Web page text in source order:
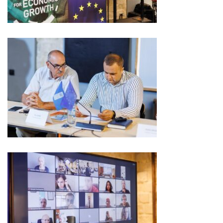
Serviciul
Juridic
Serviciul
în
Reglementarea
Regimului
Funciar
Serviciul
Relaţii
cu
Publicul